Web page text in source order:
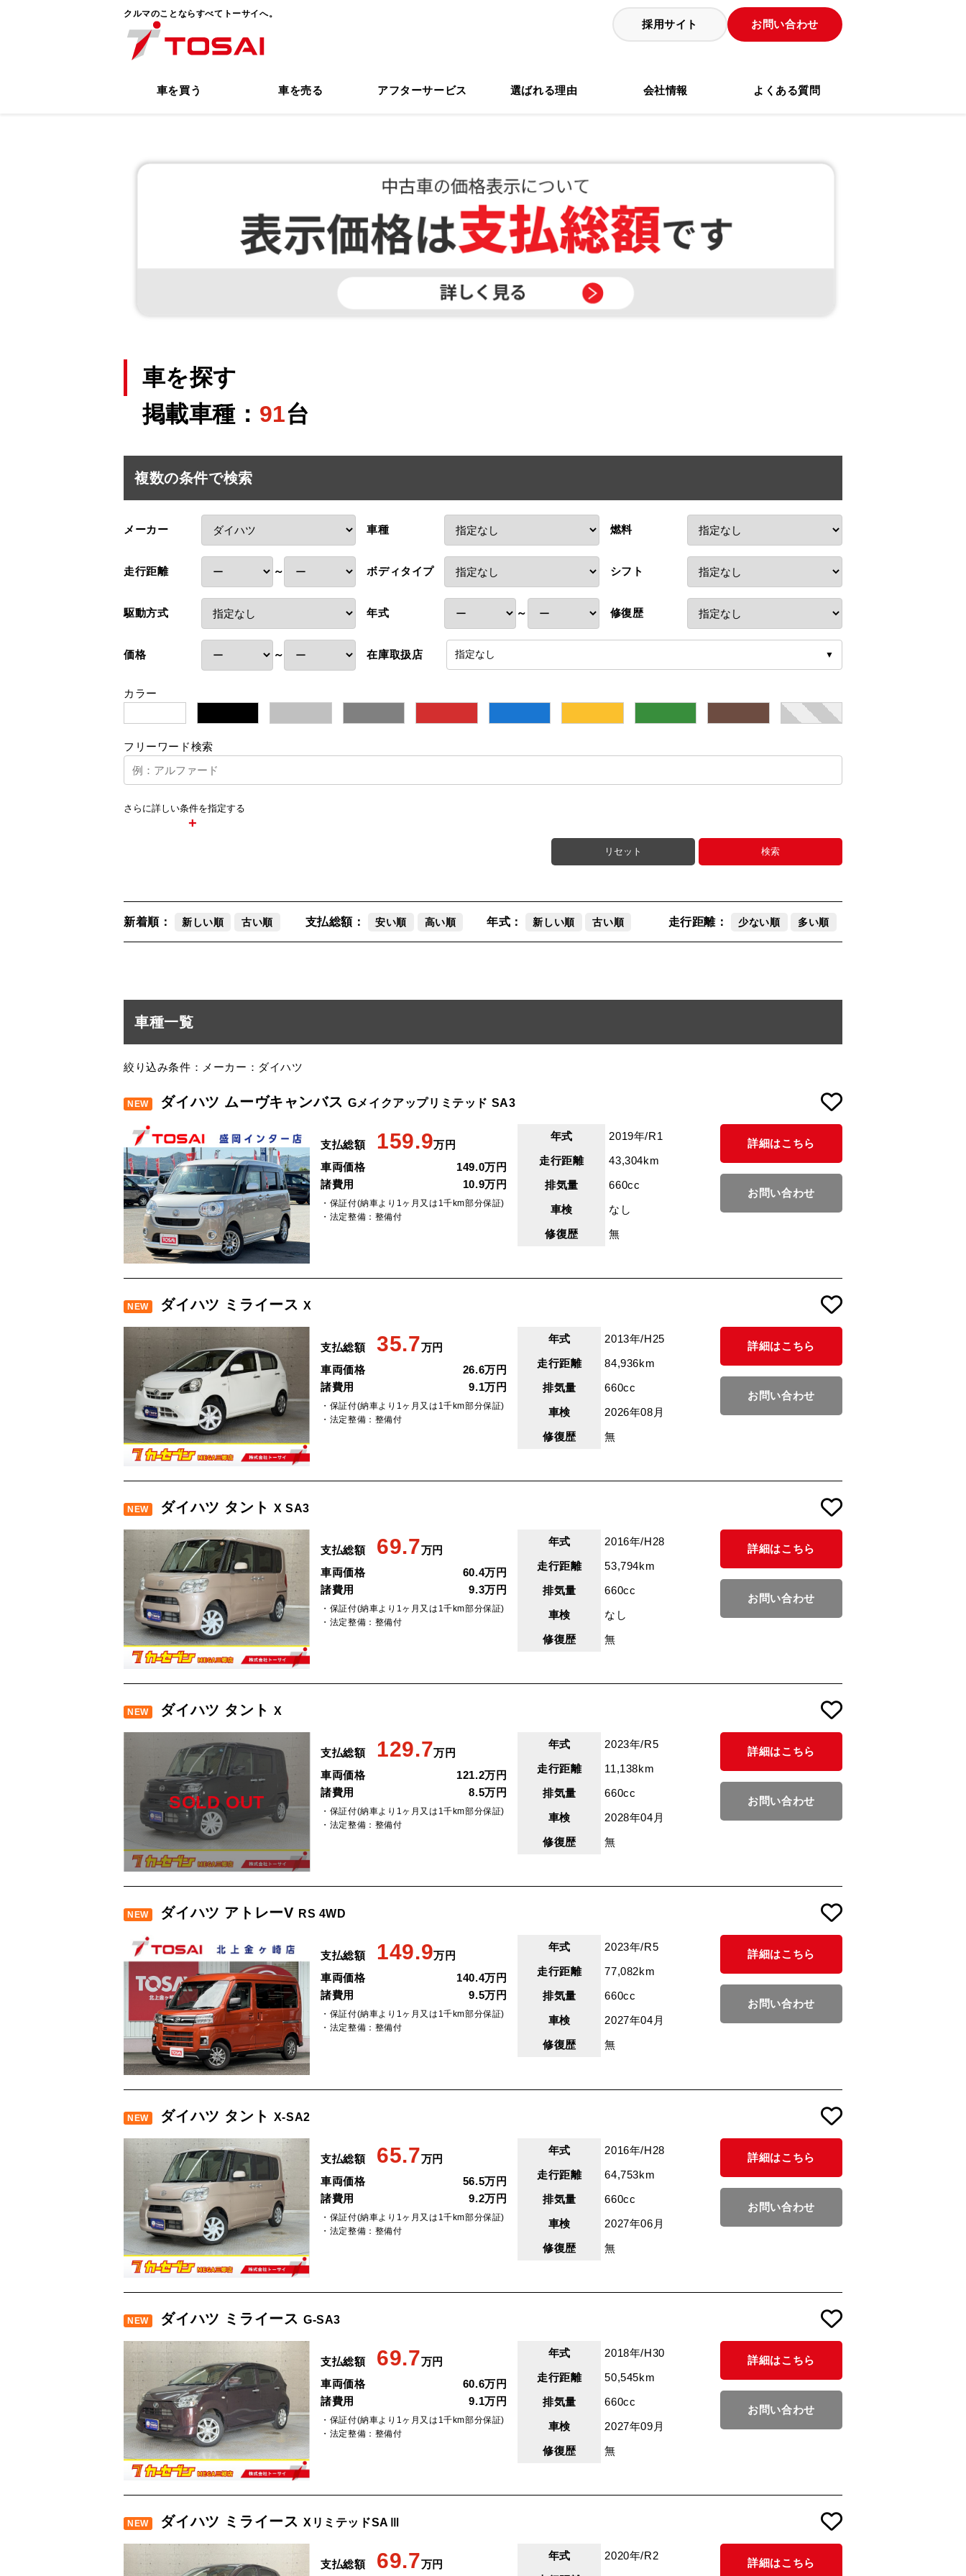
クルマのことならすべてトーサイへ。
採用サイト お問い合わせ
車を買う 車を売る アフターサービス 選ばれる理由 会社情報 よくある質問
車を探す
掲載車種： 91台
複数の条件で検索
メーカー 車種 燃料
走行距離 ～ ボディタイプ シフト
駆動方式 年式 ～ 修復歴
価格 ～ 在庫取扱店 指定なし ▼
カラー
フリーワード検索
さらに詳しい条件を指定する
リセット 検索
新着順： 新しい順 古い順 支払総額： 安い順 高い順 年式： 新しい順 古い順 走行距離： 少ない順 多い順
車種一覧
絞り込み条件：メーカー：ダイハツ
NEW ダイハツ ムーヴキャンバス Gメイクアップリミテッド SA3
支払総額 159.9万円
車両価格
149.0万円
諸費用
10.9万円
・保証付(納車より1ヶ月又は1千km部分保証)
・法定整備：整備付
年式
2019年/R1
走行距離
43,304km
排気量
660cc
車検
なし
修復歴
無
詳細はこちら
お問い合わせ
NEW ダイハツ ミライース X
支払総額35.7万円
車両価格
26.6万円
諸費用
9.1万円
・保証付(納車より1ヶ月又は1千km部分保証)
・法定整備：整備付
年式
2013年/H25
走行距離
84,936km
排気量
660cc
車検
2026年08月
修復歴
無
詳細はこちら
お問い合わせ
NEW ダイハツ タント X SA3
支払総額 69.7万円
車両価格
60.4万円
諸費用
9.3万円
・保証付(納車より1ヶ月又は1千km部分保証)
・法定整備：整備付
年式
2016年/H28
走行距離
53,794km
排気量
660cc
車検
なし
修復歴
無
詳細はこちら
お問い合わせ
NEW ダイハツ タント X
SOLD OUT
支払総額 129.7万円
車両価格
121.2万円
諸費用
8.5万円
・保証付(納車より1ヶ月又は1千km部分保証)
・法定整備：整備付
年式
2023年/R5
走行距離
11,138km
排気量
660cc
車検
2028年04月
修復歴
無
詳細はこちら
お問い合わせ
NEW ダイハツ アトレーV RS 4WD
支払総額 149.9万円
車両価格
140.4万円
諸費用
9.5万円
・保証付(納車より1ヶ月又は1千km部分保証)
・法定整備：整備付
年式
2023年/R5
走行距離
77,082km
排気量
660cc
車検
2027年04月
修復歴
無
詳細はこちら
お問い合わせ
NEW ダイハツ タント X-SA2
支払総額 65.7万円
車両価格
56.5万円
諸費用
9.2万円
・保証付(納車より1ヶ月又は1千km部分保証)
・法定整備：整備付
年式
2016年/H28
走行距離
64,753km
排気量
660cc
車検
2027年06月
修復歴
無
詳細はこちら
お問い合わせ
NEW ダイハツ ミライース G-SA3
支払総額 69.7万円
車両価格
60.6万円
諸費用
9.1万円
・保証付(納車より1ヶ月又は1千km部分保証)
・法定整備：整備付
年式
2018年/H30
走行距離
50,545km
排気量
660cc
車検
2027年09月
修復歴
無
詳細はこちら
お問い合わせ
NEW ダイハツ ミライース XリミテッドSAⅢ
支払総額 69.7万円
年式
2020年/R2
詳細はこちら